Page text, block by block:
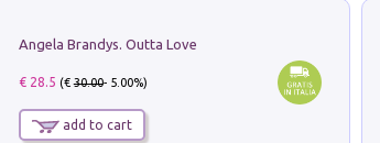
Angela Brandys. Outta Love
€ 28.5 (€30.00- 5.00%)
add to cart